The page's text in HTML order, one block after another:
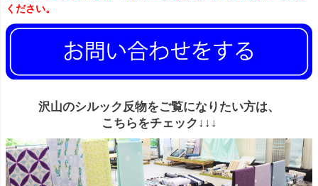
ください。
沢山のシルック反物をご覧になりたい方は、
こちらをチェック↓↓↓